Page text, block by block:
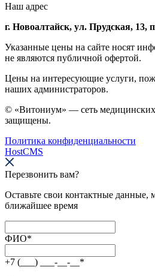
Наш адрес
г. Новоалтайск, ул. Прудская, 13,
Указанные цены на сайте носят
не являются публичной офертой.
Цены на интересующие услуги,
наших администраторов.
© «Витониум» — сеть медицинских
защищены.
Политика конфиденциальности
HostCMS
Перезвонить вам?
Оставьте свои контактные данные,
ближайшее время
ФИО*
+7 (___) ___-__-__ *